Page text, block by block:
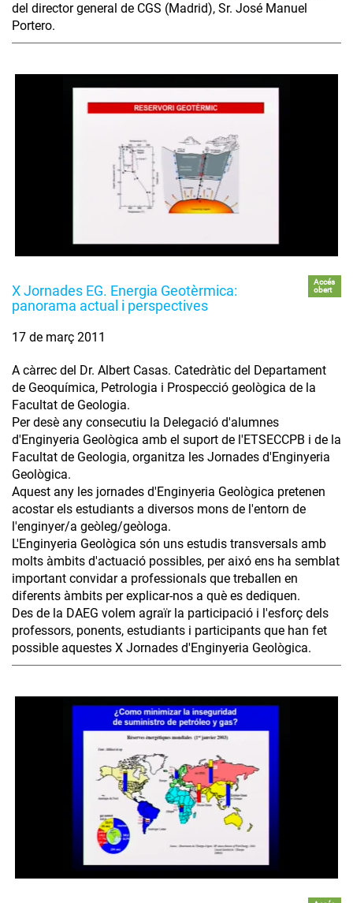
del director general de CGS (Madrid), Sr. José Manuel
Portero.
X Jornades EG. Energia Geotèrmica:
panorama actual i perspectives
Accés
obert
17 de març 2011
A càrrec del Dr. Albert Casas. Catedràtic del Departament
de Geoquímica, Petrologia i Prospecció geològica de la
Facultat de Geologia.
Per desè any consecutiu la Delegació d'alumnes
d'Enginyeria Geològica amb el suport de l'ETSECCPB i de la
Facultat de Geologia, organitza les Jornades d'Enginyeria
Geològica.
Aquest any les jornades d'Enginyeria Geològica pretenen
acostar els estudiants a diversos mons de l'entorn de
l'enginyer/a geòleg/geòloga.
L'Enginyeria Geològica són uns estudis transversals amb
molts àmbits d'actuació possibles, per aixó ens ha semblat
important convidar a professionals que treballen en
diferents àmbits per explicar-nos a què es dediquen.
Des de la DAEG volem agraïr la participació i l'esforç dels
professors, ponents, estudiants i participants que han fet
possible aquestes X Jornades d'Enginyeria Geològica.